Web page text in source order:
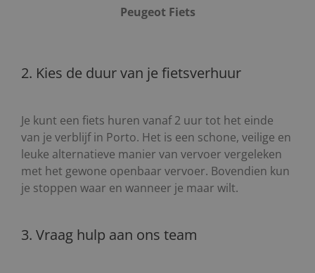
Peugeot Fiets
2. Kies de duur van je fietsverhuur
Je kunt een fiets huren vanaf 2 uur tot het einde
van je verblijf in Porto. Het is een schone, veilige en
leuke alternatieve manier van vervoer vergeleken
met het gewone openbaar vervoer. Bovendien kun
je stoppen waar en wanneer je maar wilt.
3. Vraag hulp aan ons team